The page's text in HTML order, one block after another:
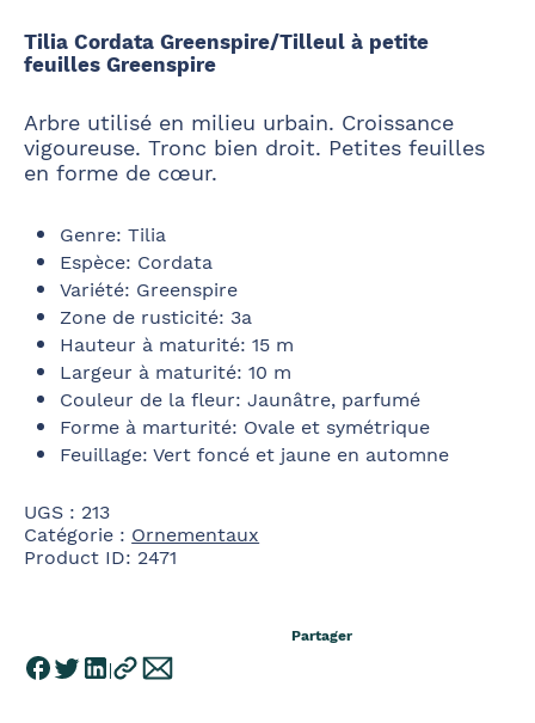
Tilia Cordata Greenspire/Tilleul à petite
feuilles Greenspire
Arbre utilisé en milieu urbain. Croissance
vigoureuse. Tronc bien droit. Petites feuilles
en forme de cœur.
Genre:Tilia
Espèce: Cordata
Variété: Greenspire
Zone de rusticité: 3a
Hauteur à maturité:15 m
Largeur à maturité:10 m
Couleur de la fleur:Jaunâtre, parfumé
Forme à marturité: Ovale et symétrique
Feuillage:Vert foncé et jaune en automne
UGS : 213
Catégorie : Ornementaux
Product ID: 2471
Partager